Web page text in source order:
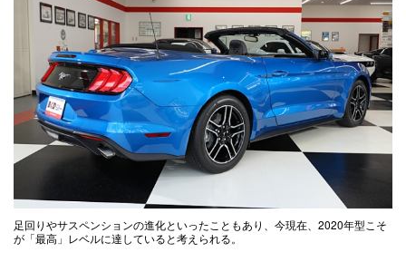
足回りやサスペンションの進化といったこともあり、今現在、2020年型こそ
が「最高」レベルに達していると考えられる。